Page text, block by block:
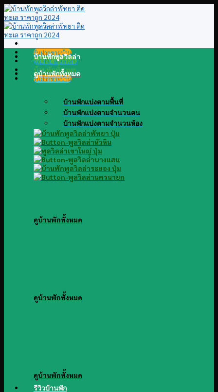
Skip
to
content
รับฝากขายบ้าน
@LINE แอดไลน์
บ้านพักทั้งหมด
รับฝากขายบ้าน
บ้านพักพูลวิลล่า
ดูบ้านพักทั้งหมด
บ้านพักแบ่งตามพื้นที่
บ้านพักแบ่งตามจำนวนคน
บ้านพักแบ่งตามจำนวนห้อง
ดูบ้านพักทั้งหมด
ดูบ้านพักทั้งหมด
ดูบ้านพักทั้งหมด
รีวิวบ้านพัก